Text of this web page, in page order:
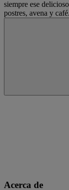
siempre ese
postres, avena y café.
Acerca de